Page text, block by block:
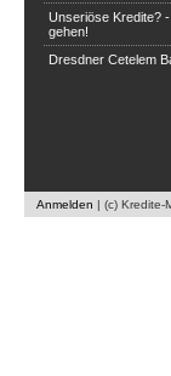
Unseriöse Kredite?
gehen!
Dresdner Cetelem
Anmelden | (c) Kredite-